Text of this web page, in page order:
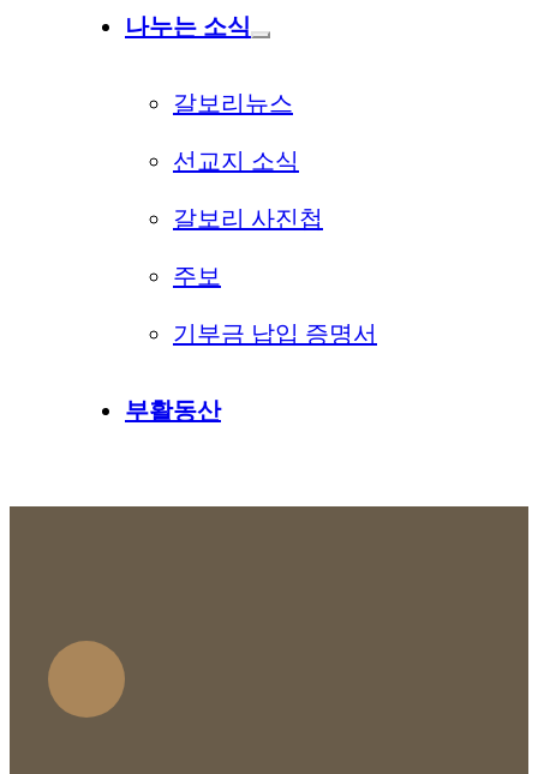
나누는 소식
갈보리뉴스
선교지 소식
갈보리 사진첩
주보
기부금 납입 증명서
부활동산